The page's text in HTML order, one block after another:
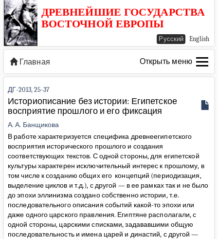
ДРЕВНЕЙШИЕ ГОСУДАРСТВА
ВОСТОЧНОЙ ЕВРОПЫ
Русский English
Главная Открыть меню
ДГ-2013, 25-37
Историописание без истории: Египетское
восприятие прошлого и его фиксация
А. А. Банщикова
В работе характеризуется специфика древнеегипетского
восприятия исторического прошлого и создания
соответствующих текстов. С одной стороны, для египетской
культуры характерен исключительный интерес к прошлому, в
том числе к созданию общих его концепций (периодизация,
выделение циклов и т.д.), с другой — в ее рамках так и не было
до эпохи эллинизма создано собственно истории, т.е.
последовательного описания событий какой-то эпохи или
даже одного царского правления. Египтяне располагали, с
одной стороны, царскими списками, задававшими общую
последовательность и имена царей и династий, с другой —